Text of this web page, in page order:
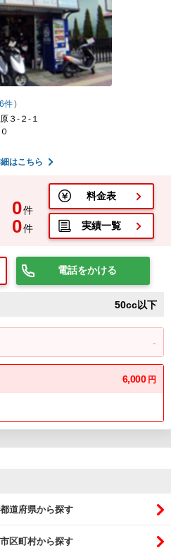
6件)
３-２-１
はこちら
0件
0件
料金表
実績一覧
電話をかける
50cc以下
-
6,000 円
道府県から探す
区町村から探す